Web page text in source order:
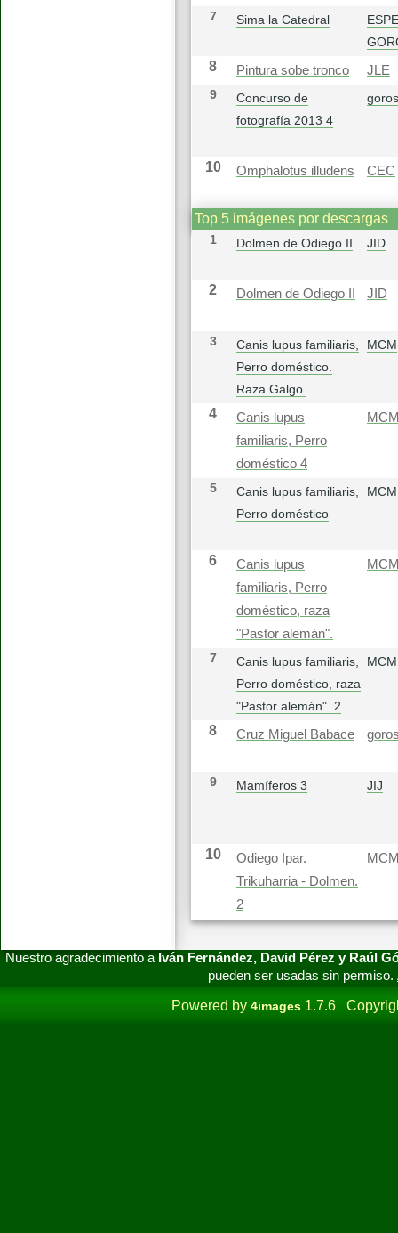
7 Sima la Catedral
8 Pintura sobe tronco
JLE
9
Concurso de
fotografía 2013 4
10 Omphalotus illudens CEC
Top 5 imágenes por descargas
1 Dolmen de Odiego II JID
2 Dolmen de Odiego II JID
3
Canis lupus familiaris,
Perro doméstico.
Raza Galgo.
MCM
4
Canis lupus
familiaris, Perro
doméstico 4
5
Canis lupus familiaris,
Perro doméstico
MCM
6
Canis lupus
familiaris, Perro
doméstico, raza
"Pastor alemán".
7
Canis lupus familiaris,
Perro doméstico, raza
"Pastor alemán". 2
MCM
8 Cruz Miguel Babace
9 Mamíferos 3 JIJ
10
Odiego Ipar.
Trikuharria - Dolmen.
2
Nuestro agradecimiento a Iván Fernández, David Pérez y Raúl
pueden ser usadas sin permiso.
Powered by 4images 1.7.6